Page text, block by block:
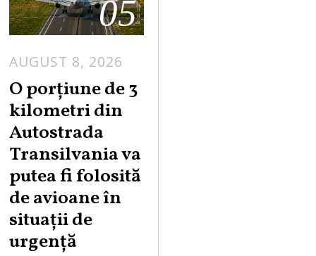
05
AUGUST 8, 2026
U
G
T
8
O porțiune de 3
kilometri din
Autostrada
Transilvania va
putea fi folosită
de avioane în
situații de
urgență